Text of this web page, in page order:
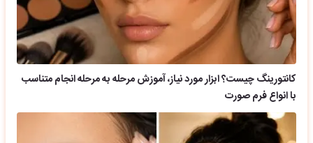
کانتورینگ چیست؟ ابزار مورد نیاز، آموزش مرحله به مرحله انجام متناسب
با انواع فرم صورت